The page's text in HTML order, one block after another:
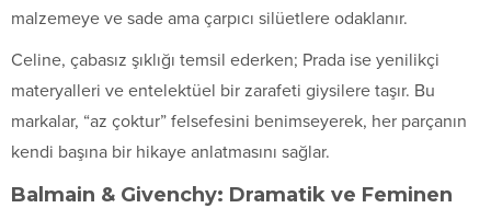
malzemeye ve sade ama çarpıcı silüetlere odaklanır.
Celine, çabasız şıklığı temsil ederken; Prada ise yenilikçi
materyalleri ve entelektüel bir zarafeti giysilere taşır. Bu
markalar, “az çoktur” felsefesini benimseyerek, her parçanın
kendi başına bir hikaye anlatmasını sağlar.
Balmain & Givenchy: Dramatik ve Feminen